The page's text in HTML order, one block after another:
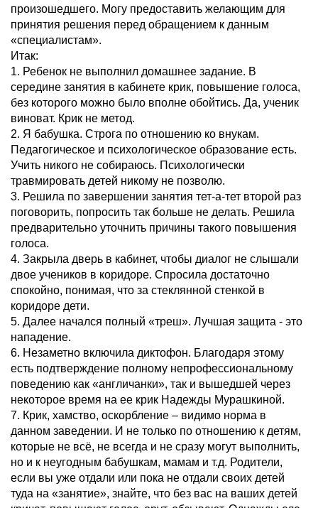
произошедшего. Могу предоставить желающим для
принятия решения перед обращением к данным
«специалистам».
Итак:
1. Ребенок не выполнил домашнее задание. В
середине занятия в кабинете крик, повышение голоса,
без которого можно было вполне обойтись. Да, ученик
виноват. Крик не метод.
2. Я бабушка. Строга по отношению ко внукам.
Педагогическое и психологическое образование есть.
Учить никого не собираюсь. Психологически
травмировать детей никому не позволю.
3. Решила по завершении занятия тет-а-тет второй раз
поговорить, попросить так больше не делать. Решила
предварительно уточнить причины такого повышения
голоса.
4. Закрыла дверь в кабинет, чтобы диалог не слышали
двое учеников в коридоре. Спросила достаточно
спокойно, понимая, что за стеклянной стенкой в
коридоре дети.
5. Далее начался полный «треш». Лучшая защита - это
нападение.
6. Незаметно включила диктофон. Благодаря этому
есть подтверждение полному непрофессиональному
поведению как «англичанки», так и вышедшей через
некоторое время на ее крик Надежды Мурашкиной.
7. Крик, хамство, оскорбление – видимо норма в
данном заведении. И не только по отношению к детям,
которые не всё, не всегда и не сразу могут выполнить,
но и к неугодным бабушкам, мамам и т.д. Родители,
если вы уже отдали или пока не отдали своих детей
туда на «занятие», знайте, что без вас на ваших детей